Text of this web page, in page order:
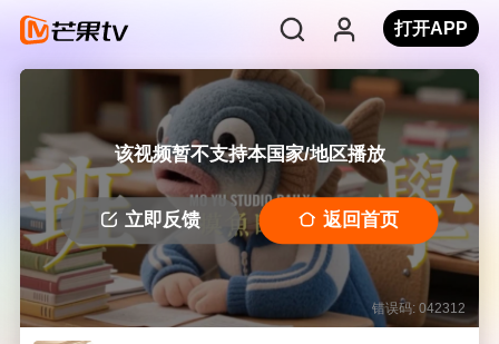
打开APP
该视频暂不支持本国家/地区播放
立即反馈 返回首页
错误码: 042312